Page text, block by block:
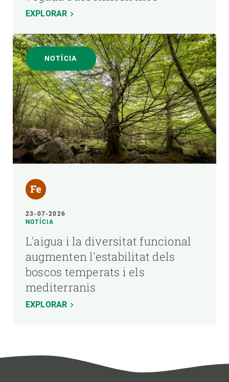
EXPLORAR
NOTÍCIA
23-07-2026
NOTÍCIA
L'aigua i la diversitat funcional
augmenten l'estabilitat dels
boscos temperats i els
mediterranis
EXPLORAR